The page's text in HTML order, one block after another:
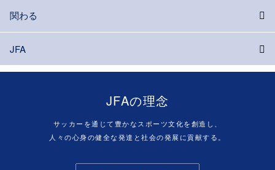
関わる
JFA
JFAの理念
サッカーを通じて豊かなスポーツ文化を創造し、
人々の心身の健全な発達と社会の発展に貢献する。